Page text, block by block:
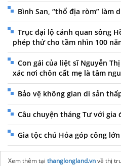
Bình San, “thổ địa ròm” làm
Trục đại lộ cảnh quan sông
phép thử cho tầm nhìn 100
Con gái của liệt sĩ Nguyễn
xác nơi chôn cất mẹ là tâm
Bảo vệ không gian di sản
Câu chuyện tháng Tư với gia
Gia tộc chú Hỏa góp công
Xem thêm tại thanglongland.vnvề thị